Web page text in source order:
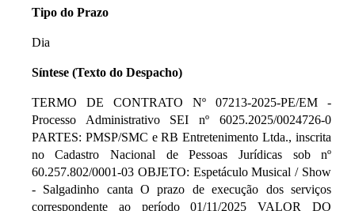
Tipo do Prazo
Dia
Síntese (Texto do Despacho)
TERMO DE CONTRATO Nº 07213-2025-PE/EM -
Processo Administrativo SEI nº 6025.2025/0024726-0
PARTES: PMSP/SMC e RB Entretenimento Ltda., inscrita
no Cadastro Nacional de Pessoas Jurídicas sob nº
60.257.802/0001-03 OBJETO: Espetáculo Musical / Show
- Salgadinho canta O prazo de execução dos serviços
correspondente ao período 01/11/2025 VALOR DO